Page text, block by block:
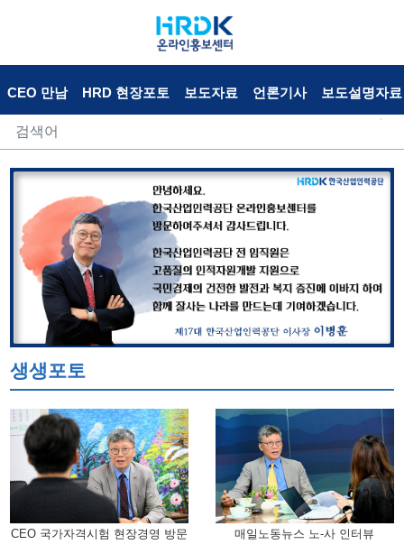
CEO 만남 HRD 현장포토 보도자료 언론기사 보도설명자료
생생포토
CEO 국가자격시험 현장경영 방문 매일노동뉴스 노-사 인터뷰